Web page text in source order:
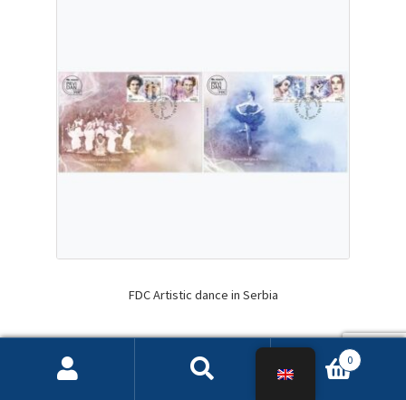
FDC Artistic dance in Serbia
2,20 0